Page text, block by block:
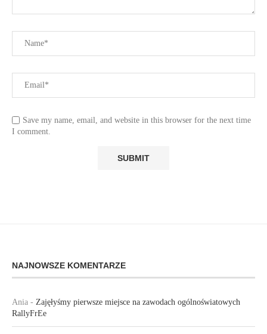
Save my name, email, and website in this browser for the next time
I comment.
NAJNOWSZE KOMENTARZE
Ania - Zajęłyśmy pierwsze miejsce na zawodach ogólnoświatowych
RallyFrEe